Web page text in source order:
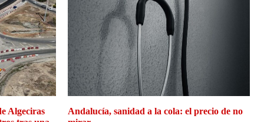
Algeciras
Andalucía, sanidad a la cola: el precio de no